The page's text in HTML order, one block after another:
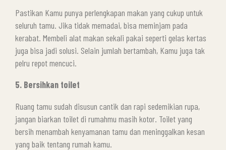
Pastikan Kamu punya perlengkapan makan yang cukup untuk
seluruh tamu. Jika tidak memadai, bisa meminjam pada
kerabat. Membeli alat makan sekali pakai seperti gelas kertas
juga bisa jadi solusi. Selain jumlah bertambah, Kamu juga tak
pelru repot mencuci.
5. Bersihkan toilet
Ruang tamu sudah disusun cantik dan rapi sedemikian rupa,
jangan biarkan toilet di rumahmu masih kotor. Toilet yang
bersih menambah kenyamanan tamu dan meninggalkan kesan
yang baik tentang rumah kamu.